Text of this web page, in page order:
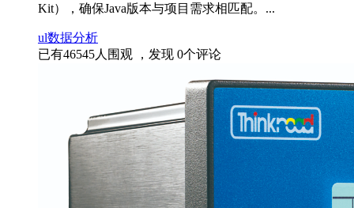
Kit），确保Java版本与项目需求相匹配。...
ul数据分析
已有46545人围观 ，发现 0个评论